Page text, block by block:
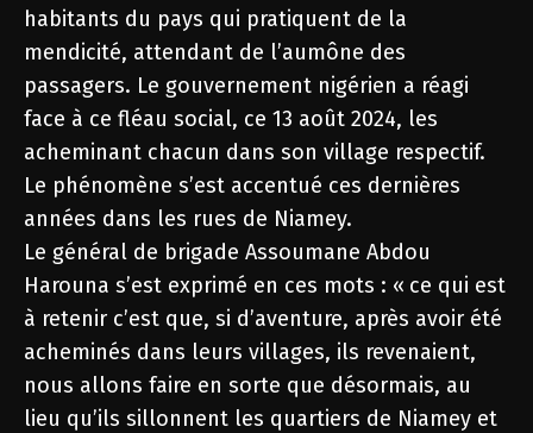
habitants du pays qui pratiquent de la
mendicité, attendant de l’aumône des
passagers. Le gouvernement nigérien a réagi
face à ce fléau social, ce 13 août 2024, les
acheminant chacun dans son village respectif.
Le phénomène s’est accentué ces dernières
années dans les rues de Niamey.
Le général de brigade Assoumane Abdou
Harouna s’est exprimé en ces mots : « ce qui est
à retenir c’est que, si d’aventure, après avoir été
acheminés dans leurs villages, ils revenaient,
nous allons faire en sorte que désormais, au
lieu qu’ils sillonnent les quartiers de Niamey et